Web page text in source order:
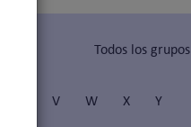
Todos los grupos
V W X
Y